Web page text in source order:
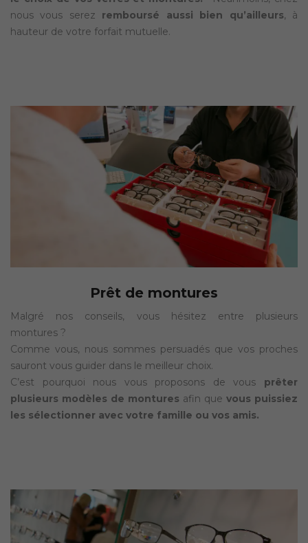
nous vous serez remboursé aussi bien qu’ailleurs, à
hauteur de votre forfait mutuelle.
Prêt de montures
Malgré nos conseils, vous hésitez entre plusieurs
montures ?
Comme vous, nous sommes persuadés que vos proches
sauront vous guider dans le meilleur choix.
C’est pourquoi nous vous proposons de vous prêter
plusieurs modèles de montures afin que vous puissiez
les sélectionner avec votre famille ou vos amis.